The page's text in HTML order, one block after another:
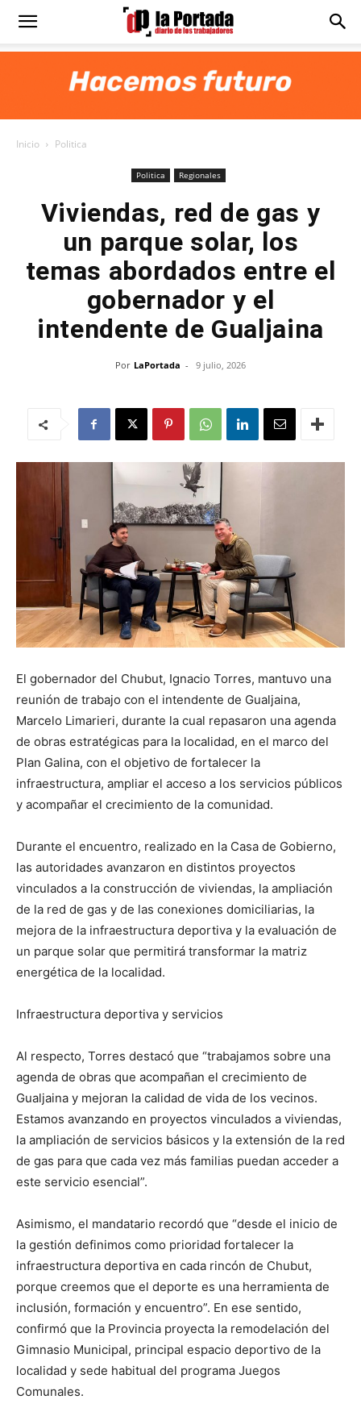
Diario
Inicio Politica
Politica Regionales
Viviendas, red de gas y
un parque solar, los
temas abordados entre el
gobernador y el
intendente de Gualjaina
Por LaPortada - 9 julio, 2026
El gobernador del Chubut, Ignacio Torres, mantuvo una
reunión de trabajo con el intendente de Gualjaina,
Marcelo Limarieri, durante la cual repasaron una agenda
de obras estratégicas para la localidad, en el marco del
Plan Galina, con el objetivo de fortalecer la
infraestructura, ampliar el acceso a los servicios públicos
y acompañar el crecimiento de la comunidad.
Durante el encuentro, realizado en la Casa de Gobierno,
las autoridades avanzaron en distintos proyectos
vinculados a la construcción de viviendas, la ampliación
de la red de gas y de las conexiones domiciliarias, la
mejora de la infraestructura deportiva y la evaluación de
un parque solar que permitirá transformar la matriz
energética de la localidad.
Infraestructura deportiva y servicios
Al respecto, Torres destacó que “trabajamos sobre una
agenda de obras que acompañan el crecimiento de
Gualjaina y mejoran la calidad de vida de los vecinos.
Estamos avanzando en proyectos vinculados a viviendas,
la ampliación de servicios básicos y la extensión de la red
de gas para que cada vez más familias puedan acceder a
este servicio esencial”.
Asimismo, el mandatario recordó que “desde el inicio de
la gestión definimos como prioridad fortalecer la
infraestructura deportiva en cada rincón de Chubut,
porque creemos que el deporte es una herramienta de
inclusión, formación y encuentro”. En ese sentido,
confirmó que la Provincia proyecta la remodelación del
Gimnasio Municipal, principal espacio deportivo de la
localidad y sede habitual del programa Juegos
Comunales.